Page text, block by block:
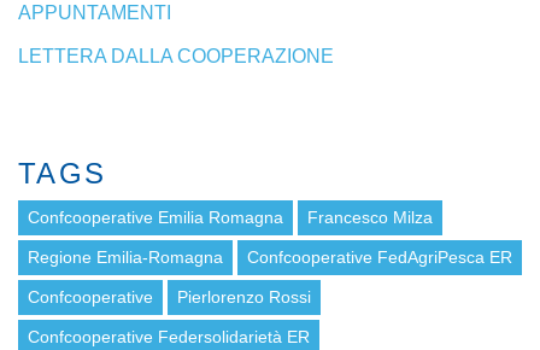
APPUNTAMENTI
LETTERA DALLA COOPERAZIONE
TAGS
Confcooperative Emilia Romagna Francesco Milza
Regione Emilia-Romagna Confcooperative FedAgriPesca ER
Confcooperative Pierlorenzo Rossi
Confcooperative Federsolidarietà ER